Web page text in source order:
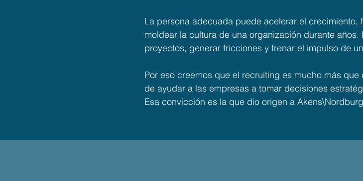
La persona adecuada puede acelerar el
moldear la cultura de una organización durante
proyectos, generar fricciones y frenar el impulso de
Por eso creemos que el recruiting es mucho más
de ayudar a las empresas a tomar decisiones
Esa convicción es la que dio origen a